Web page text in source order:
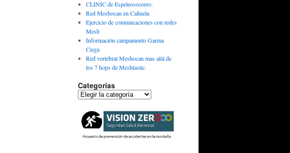
CLINIC de Espeleosocorro.
Red Meshocan en Cañuela
Ejercicio de comunicaciones con redes
Mesh
Información campamento Garma
Ciega
Red vertebral Meshocan mas allá de
los 7 hops de Meshtastic.
Categorías
Categorías